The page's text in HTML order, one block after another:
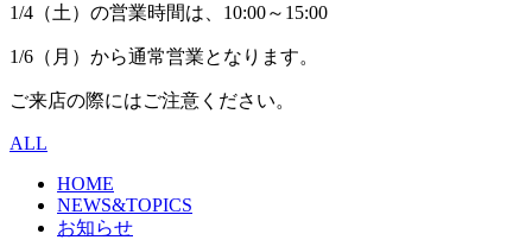
1/4（土）の営業時間は、10:00～15:00
1/6（月）から通常営業となります。
ご来店の際にはご注意ください。
ALL
HOME
NEWS&TOPICS
お知らせ